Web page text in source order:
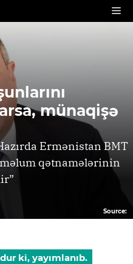
münaqişə
Ermənistan BMT
qətnamələrinin
Source:
ki, yayımlanıb.